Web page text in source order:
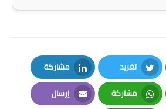
المرحلة الاعدادية
المرحلة الابتدائية
المرحلة المتوسطة
تغريد
Twitter
مشاركة
LinkedIn
مشاركة إرسال